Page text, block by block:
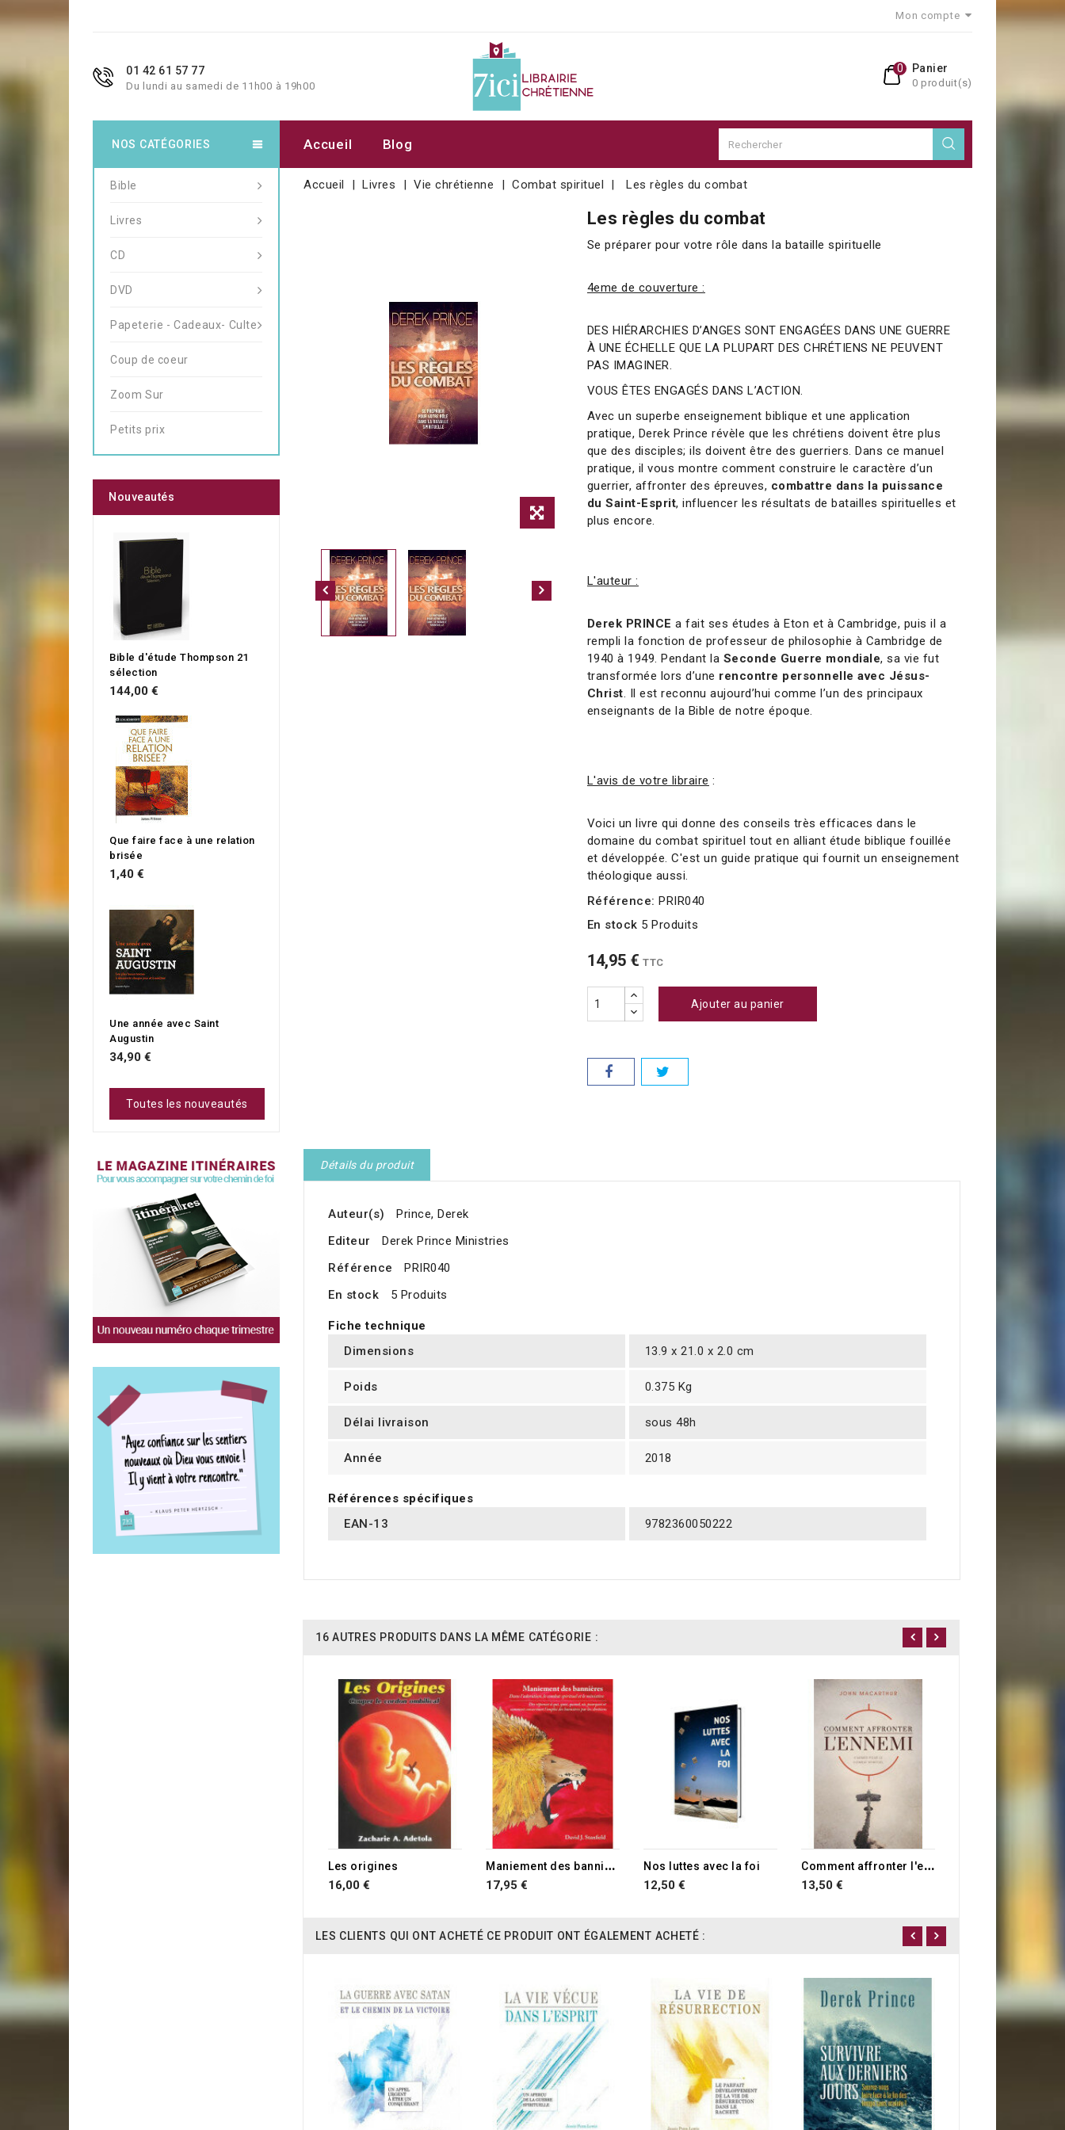
Mon compte
01 42 61 57 77
Du lundi au samedi de 11h00 à 19h00
Panier
0 produit(s)
0
Accueil Blog
Accueil Livres Vie chrétienne Combat spirituel Les règles du combat
Les règles du combat
Se préparer pour votre rôle dans la bataille spirituelle
4eme de couverture :
DES HIÉRARCHIES D’ANGES SONT ENGAGÉES DANS UNE GUERRE
À UNE ÉCHELLE QUE LA PLUPART DES CHRÉTIENS NE PEUVENT
PAS IMAGINER.
VOUS ÊTES ENGAGÉS DANS L’ACTION.
Avec un superbe enseignement biblique et une application
pratique, Derek Prince révèle que les chrétiens doivent être plus
que des disciples; ils doivent être des guerriers. Dans ce manuel
pratique, il vous montre comment construire le caractère d’un
guerrier, affronter des épreuves, combattre dans la puissance
du Saint-Esprit, influencer les résultats de batailles spirituelles et
plus encore.
L'auteur :
Derek PRINCE a fait ses études à Eton et à Cambridge, puis il a
rempli la fonction de professeur de philosophie à Cambridge de
1940 à 1949. Pendant la Seconde Guerre mondiale, sa vie fut
transformée lors d’une rencontre personnelle avec Jésus-
Christ. Il est reconnu aujourd’hui comme l’un des principaux
enseignants de la Bible de notre époque.
L'avis de votre libraire :
Voici un livre qui donne des conseils très efficaces dans le
domaine du combat spirituel tout en alliant étude biblique fouillée
et développée. C'est un guide pratique qui fournit un enseignement
théologique aussi.
Référence: PRIR040
En stock 5 Produits
14,95 € TTC
Ajouter au panier
Détails du produit
Auteur(s)
Prince, Derek
Editeur
Derek Prince Ministries
Référence
PRIR040
En stock
5 Produits
Fiche technique
Dimensions
13.9 x 21.0 x 2.0 cm
Poids 0.375 Kg
Délai livraison sous 48h
Année 2018
Références spécifiques
EAN-13
9782360050222
16 AUTRES PRODUITS DANS LA MÊME CATÉGORIE :
RUPTURE DE STOCK
Les origines
16,00 €
M
aniement des bannières
17,95 €
Nos luttes avec la foi
12,50 €
C
omment affronter l'ennemi
13,50 €
LES CLIENTS QUI ONT ACHETÉ CE PRODUIT ONT ÉGALEMENT ACHETÉ :
NOS CATÉGORIES
Bible
Livres
CD
DVD
Papeterie - Cadeaux- Culte
Coup de coeur
Zoom Sur
Petits prix
Nouveautés
Bible d'étude Thompson 21
sélection
144,00 €
Que faire face à une relation
brisée
1,40 €
Une année avec Saint
Augustin
34,90 €
Toutes les nouveautés